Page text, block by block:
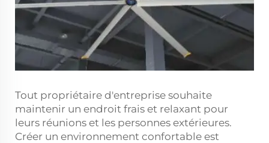
Tout propriétaire d'entreprise souhaite
maintenir un endroit frais et relaxant pour
leurs réunions et les personnes extérieures.
Créer un environnement confortable est